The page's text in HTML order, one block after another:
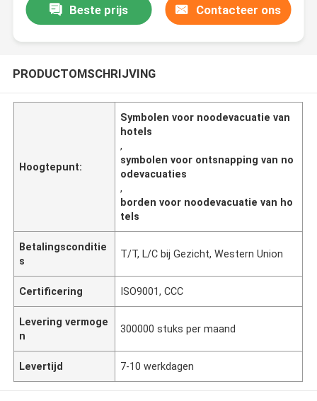
Beste prijs Contacteer ons
PRODUCTOMSCHRIJVING
Hoogtepunt:
Symbolen voor noodevacuatie van
hotels
,
symbolen voor ontsnapping van no
odevacuaties
,
borden voor noodevacuatie van ho
tels
Betalingsconditie
s
T/T, L/C bij Gezicht, Western Union
Certificering ISO9001, CCC
Levering vermoge
n
300000 stuks per maand
Levertijd 7-10 werkdagen